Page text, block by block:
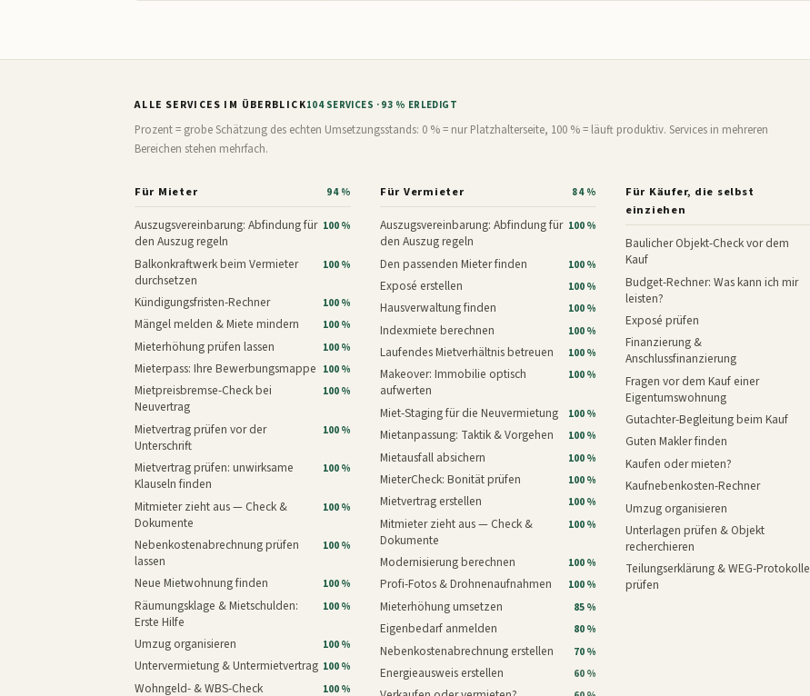
ALLE SERVICES IM ÜBERBLICK104 SERVICES · 93 % ERLEDIGT
Prozent = grobe Schätzung des echten Umsetzungsstands: 0 % = nur Platzhalterseite, 100 % = läuft produktiv. Services in mehreren
Bereichen stehen mehrfach.
Für Mieter 94 %
Auszugsvereinbarung: Abfindung für
den Auszug regeln
100 %
Balkonkraftwerk beim Vermieter
durchsetzen
100 %
Kündigungsfristen-Rechner 100 %
Mängel melden & Miete mindern 100 %
Mieterhöhung prüfen lassen 100 %
Mieterpass: Ihre Bewerbungsmappe 100 %
Mietpreisbremse-Check bei
Neuvertrag
100 %
Mietvertrag prüfen vor der
Unterschrift
100 %
Mietvertrag prüfen: unwirksame
Klauseln finden
100 %
Mitmieter zieht aus — Check &
Dokumente
100 %
Nebenkostenabrechnung prüfen
lassen
100 %
Neue Mietwohnung finden 100 %
Räumungsklage & Mietschulden:
Erste Hilfe
100 %
Umzug organisieren 100 %
Untervermietung & Untermietvertrag 100 %
Wohngeld- & WBS-Check 100 %
Für Vermieter 84 %
Auszugsvereinbarung: Abfindung für
den Auszug regeln
100 %
Den passenden Mieter finden 100 %
Exposé erstellen 100 %
Hausverwaltung finden 100 %
Indexmiete berechnen 100 %
Laufendes Mietverhältnis betreuen 100 %
Makeover: Immobilie optisch
aufwerten
100 %
Miet-Staging für die Neuvermietung 100 %
Mietanpassung: Taktik & Vorgehen 100 %
Mietausfall absichern 100 %
MieterCheck: Bonität prüfen 100 %
Mietvertrag erstellen 100 %
Mitmieter zieht aus — Check &
Dokumente
100 %
Modernisierung berechnen 100 %
Profi-Fotos & Drohnenaufnahmen 100 %
Mieterhöhung umsetzen 85 %
Eigenbedarf anmelden 80 %
Nebenkostenabrechnung erstellen 70 %
Energieausweis erstellen 60 %
Für Käufer, die selbst
einziehen
Baulicher Objekt-Check vor dem
Kauf
Budget-Rechner: Was kann ich mir
leisten?
Exposé prüfen
Finanzierung &
Anschlussfinanzierung
Fragen vor dem Kauf einer
Eigentumswohnung
Gutachter-Begleitung beim Kauf
Guten Makler finden
Kaufen oder mieten?
Kaufnebenkosten-Rechner
Umzug organisieren
Unterlagen prüfen & Objekt
recherchieren
Teilungserklärung & WEG-Protokolle
prüfen